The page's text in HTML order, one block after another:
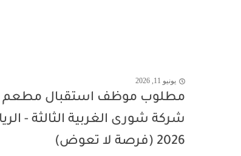
يونيو 11, 2026
مطلوب موظف استقبال مطعم
شركة شورى الغربية الثالثة -
2026 (فرصة لا تعوض)